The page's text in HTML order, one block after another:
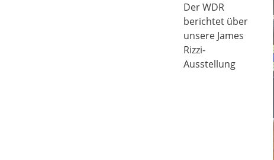
Der WDR
berichtet über
unsere James
Rizzi-
Ausstellung